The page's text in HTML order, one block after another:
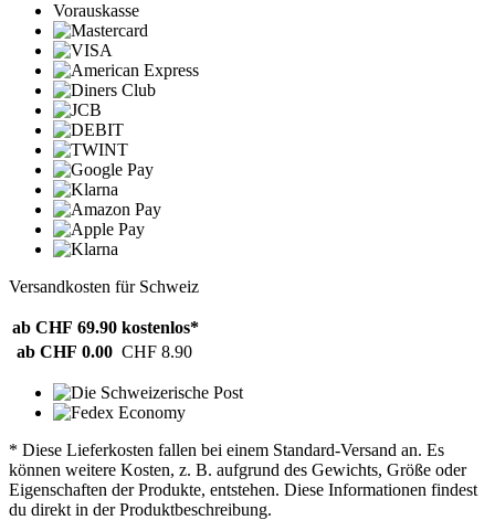
Vorauskasse
Versandkosten für Schweiz
ab CHF 69.90 kostenlos*
ab CHF 0.00 CHF 8.90
* Diese Lieferkosten fallen bei einem Standard-Versand an. Es
können weitere Kosten, z. B. aufgrund des Gewichts, Größe oder
Eigenschaften der Produkte, entstehen. Diese Informationen findest
du direkt in der Produktbeschreibung.